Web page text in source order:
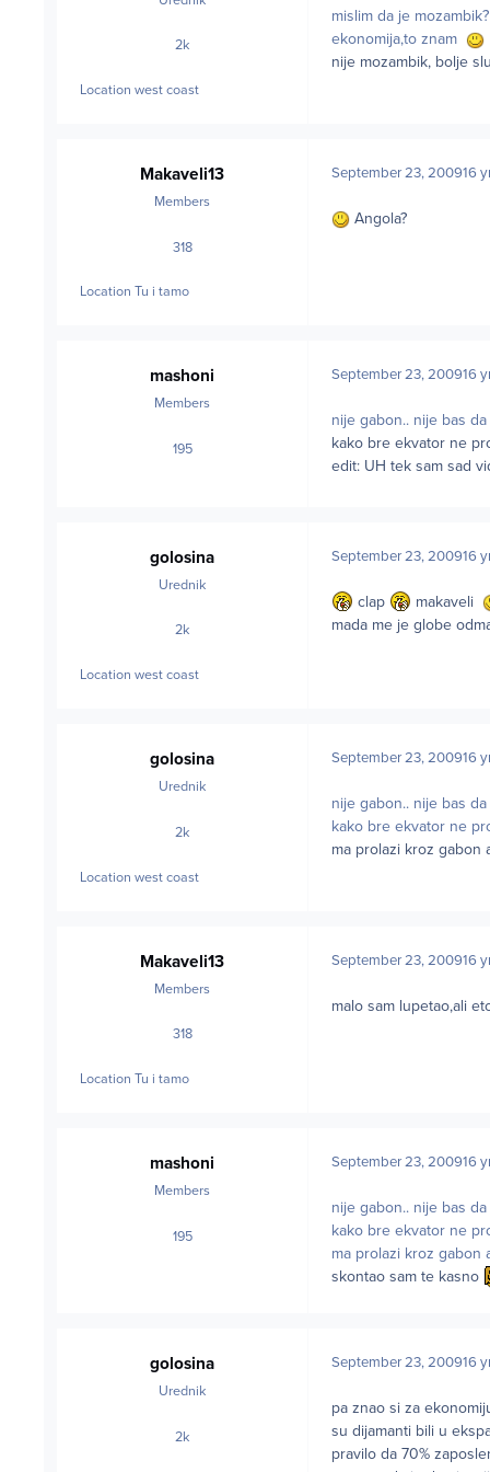
2kposts
Location west coast
mislim da je
ekonomija,to znam
nije mozambik, bolje
Makaveli13
Members
318posts
Location Tu i tamo
September 23, 200916
Angola?
mashoni
Members
195posts
September 23, 200916
nije gabon.. nije bas
kako bre ekvator ne
edit: UH tek sam sad
golosina
Urednik
2kposts
Location west coast
September 23, 200916
clap
makaveli
mada me je globe
golosina
Urednik
2kposts
Location west coast
September 23, 200916
nije gabon.. nije bas
kako bre ekvator ne
ma prolazi kroz gabon
Makaveli13
Members
318posts
Location Tu i tamo
September 23, 200916
malo sam lupetao,ali
mashoni
Members
195posts
September 23, 200916
nije gabon.. nije bas
kako bre ekvator ne
ma prolazi kroz gabon
skontao sam te kasno
golosina
Urednik
2kposts
September 23, 200916
pa znao si za
su dijamanti bili u
pravilo da 70%